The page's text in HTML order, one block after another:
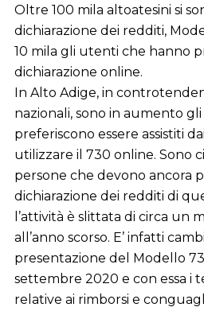
Oltre 100 mila altoatesini si
dichiarazione dei redditi,
10 mila gli utenti che hanno
dichiarazione online.
In Alto Adige, in
nazionali, sono in aumento
preferiscono essere assistiti
utilizzare il 730 online. Sono
persone che devono ancora
dichiarazione dei redditi di
l’attività è slittata di circa un
all’anno scorso. E’ infatti
presentazione del Modello
settembre 2020 e con essa i
relative ai rimborsi e